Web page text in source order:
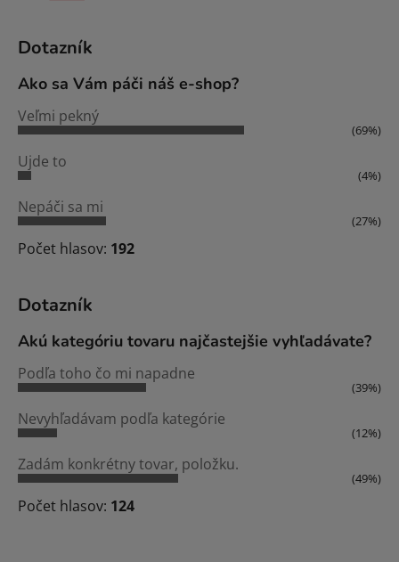
Dotazník
Ako sa Vám páči náš e-shop?
Veľmi pekný
(69%)
Ujde to
(4%)
Nepáči sa mi
(27%)
Počet hlasov: 192
Dotazník
Akú kategóriu tovaru najčastejšie vyhľadávate?
Podľa toho čo mi napadne
(39%)
Nevyhľadávam podľa kategórie
(12%)
Zadám konkrétny tovar, položku.
(49%)
Počet hlasov: 124